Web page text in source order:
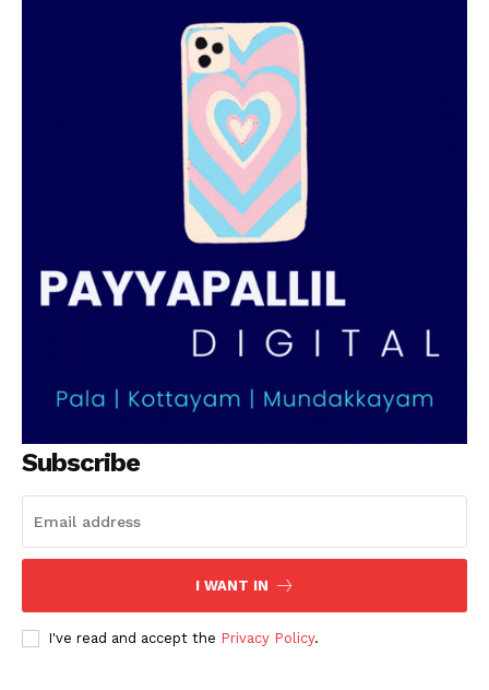
PALA VISION
My account
Grievance Redressal
Subscribe
I WANT IN
I've read and accept the Privacy Policy.